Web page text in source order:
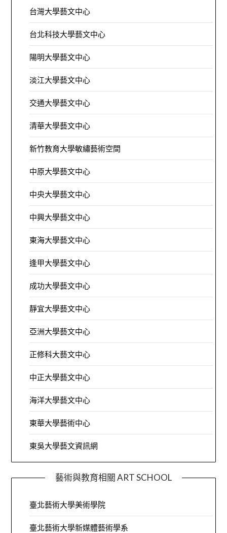
台灣大學藝文中心
台北科技大學藝文中心
陽明大學藝文中心
淡江大學藝文中心
交通大學藝文中心
清華大學藝文中心
新竹教育大學敏繡藝術空間
中原大學藝文中心
中央大學藝文中心
中興大學藝文中心
東海大學藝文中心
逢甲大學藝文中心
成功大學藝文中心
靜宜大學藝文中心
亞洲大學藝文中心
正修科大藝文中心
中正大學藝文中心
海洋大學藝文中心
東華大學藝術中心
東吳大學藝文資訊網
藝術與教育相關 ART SCHOOL
臺北藝術大學美術學院
臺北藝術大學新媒體藝術學系